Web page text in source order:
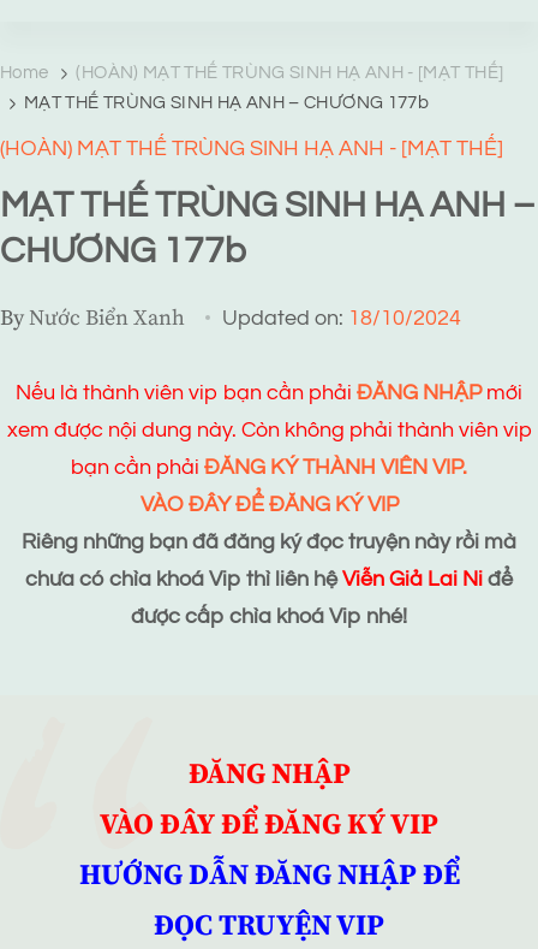
Home
(HOÀN) MẠT THẾ TRÙNG SINH HẠ ANH - [MẠT THẾ]
MẠT THẾ TRÙNG SINH HẠ ANH – CHƯƠNG 177b
(HOÀN) MẠT THẾ TRÙNG SINH HẠ ANH - [MẠT THẾ]
MẠT THẾ TRÙNG SINH HẠ ANH –
CHƯƠNG 177b
ByNước Biển Xanh Updated on: 18/10/2024
Nếu là thành viên vip bạn cần phải ĐĂNG NHẬPmới
xem được nội dung này. Còn không phải thành viên vip
bạn cần phải ĐĂNG KÝ THÀNH VIÊN VIP.
VÀO ĐÂY ĐỂ ĐĂNG KÝ VIP
Riêng những bạn đã đăng ký đọc truyện này rồi mà
chưa có chìa khoá Vip thì liên hệViễn Giả Lai Ni để
được cấp chìa khoá Vip nhé!
ĐĂNG NHẬP
VÀO ĐÂY ĐỂ ĐĂNG KÝ VIP
HƯỚNG DẪN ĐĂNG NHẬP ĐỂ
ĐỌC TRUYỆN VIP